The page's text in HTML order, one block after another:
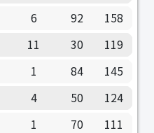
6 92
158
11 30
119
1 84
145
4 50
124
1 70
111